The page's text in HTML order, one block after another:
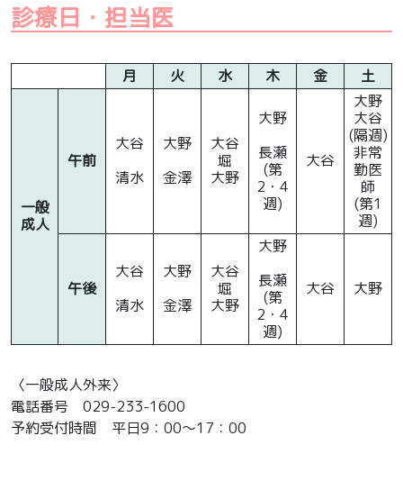
診療日・担当医
月 火 水 木 金 土
一般
成人
午前
大谷
清水
大野
金澤
大谷
堀
大野
大野
長瀬
(第
2・4
週)
大谷
大野
大谷
(隔週)
非常
勤医
師
(第1
週)
午後
大谷
清水
大野
金澤
大谷
堀
大野
大野
長瀬
(第
2・4
週)
大谷 大野
〈一般成人外来〉
電話番号 029-233-1600
予約受付時間 平日9：00～17：00